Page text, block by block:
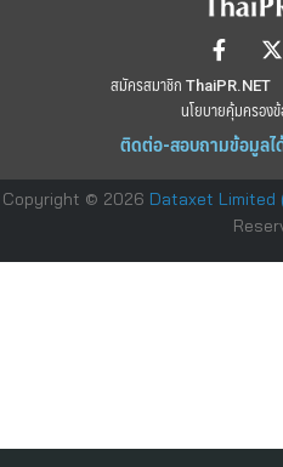
สมัครสมาชิก ThaiPR.NET
นโยบายคุ้มครอง
ติดต่อ-สอบถามข้อมูลไ
Copyright © 2026 Dataxet